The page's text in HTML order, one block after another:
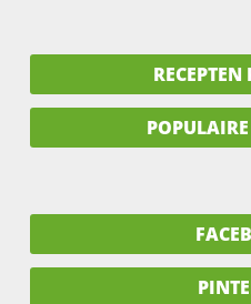
POPULAIRE